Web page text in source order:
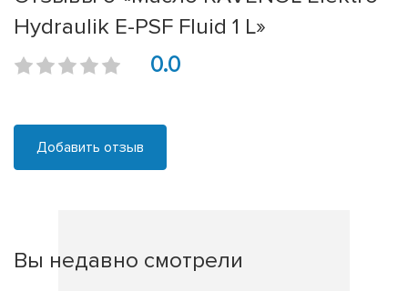
Hydraulik E-PSF Fluid 1 L»
0.0
Добавить отзыв
Вы недавно смотрели